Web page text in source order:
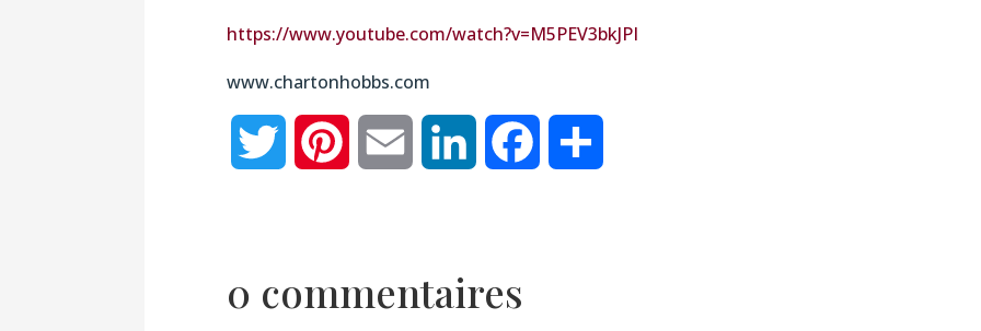
https://www.youtube.com/watch?v=M5PEV3bkJPI
www.chartonhobbs.com
Twitter Pinterest Email LinkedIn Facebook
0 commentaires